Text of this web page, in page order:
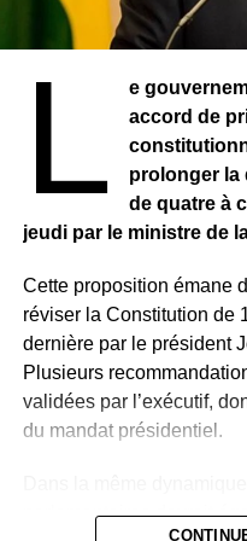
Cependant, son départ
sein de l’opposition. Le
organisations de la
à « mettre fin à la dictature
Le collectif accuse le
», dénonçant des
arrestations d’opposants,
plusieurs partis
les dernières élections
qu’elles qualifient de «
De leur côté, les
continueront de
L
e
accord de
prolonger la
de quatre à
jeudi par le ministre de
Cette proposition émane
réviser la Constitution de
dernière par le président
Plusieurs
validées par l’exécutif,
du mandat présidentiel.
parlementaires devrait